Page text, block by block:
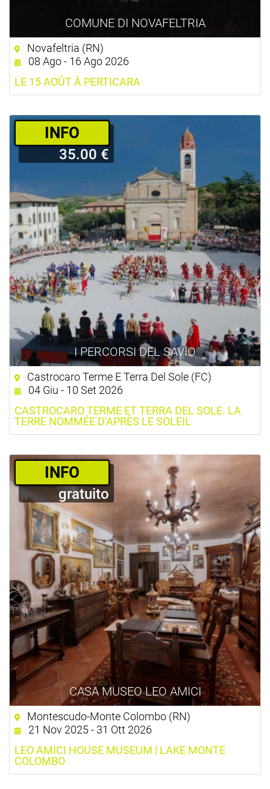
COMUNE DI NOVAFELTRIA
Novafeltria (RN)
08 Ago - 16 Ago 2026
LE 15 AOÛT À PERTICARA
I PERCORSI DEL SAVIO
­INFO
35.00 €
Castrocaro Terme E Terra Del Sole (FC)
04 Giu - 10 Set 2026
CASTROCARO TERME ET TERRA DEL SOLE. LA
TERRE NOMMÉE D'APRÈS LE SOLEIL
CASA MUSEO LEO AMICI
­INFO
gratuito
Montescudo-Monte Colombo (RN)
21 Nov 2025 - 31 Ott 2026
LEO AMICI HOUSE MUSEUM | LAKE MONTE
COLOMBO